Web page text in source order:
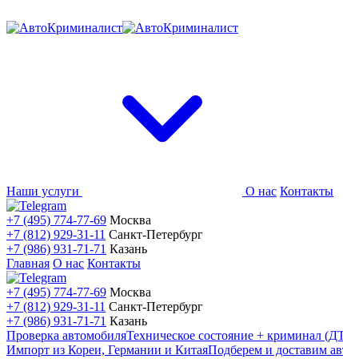
Наши услуги О нас Контакты
+7 (495) 774-77-69 Москва
+7 (812) 929-31-11 Санкт-Петербург
+7 (986) 931-71-71 Казань
Главная О нас Контакты
+7 (495) 774-77-69 Москва
+7 (812) 929-31-11 Санкт-Петербург
+7 (986) 931-71-71 Казань
Проверка автомобиляТехническое состояние + криминал
Импорт из Кореи, Германии и КитаяПодберем и доставим